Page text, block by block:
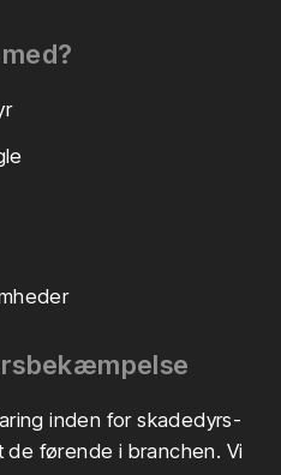
inden for skadedyrs-
førende i branchen. Vi